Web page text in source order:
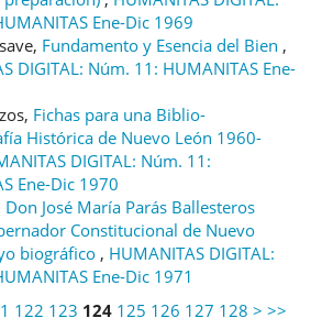
Ene-Dic 1969
Fundamento y Esencia del Bien ,
DIGITAL: Núm. 11: HUMANITAS Ene-
Fichas para una Biblio-
Histórica de Nuevo León 1960-
DIGITAL: Núm. 11:
Ene-Dic 1970
Don José María Parás Ballesteros
Constitucional de Nuevo
biográfico , HUMANITAS DIGITAL:
Ene-Dic 1971
122 123 124 125 126 127 128 > >>